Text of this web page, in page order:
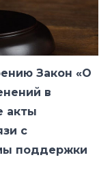
Закон «О
в
акты
с
поддержки